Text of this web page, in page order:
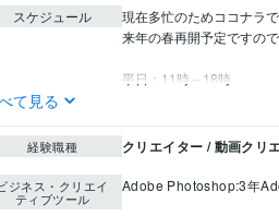
スケジュール
現在多忙のためココナラ
来年の春再開予定ですの
平日：11時～18時
て見る
経験職種 クリエイター / 動画クリ
ジネス・クリエイ
ティブツール
Adobe Photoshop:3年